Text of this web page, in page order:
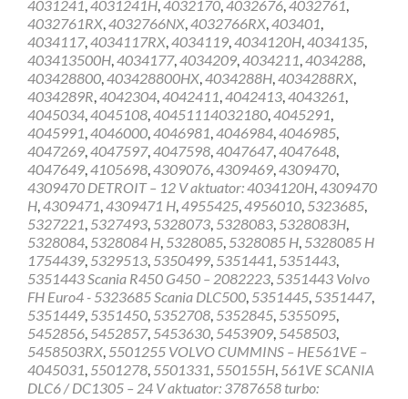
4031241,4031241H,4032170,4032676,4032761,
4032761RX,4032766NX,4032766RX,403401,
4034117,4034117RX,4034119,4034120H,4034135,
403413500H,4034177,4034209,4034211,4034288,
403428800,403428800HX,4034288H,4034288RX,
4034289R,4042304,4042411,4042413,4043261,
4045034,4045108,40451114032180,4045291,
4045991,4046000,4046981,4046984,4046985,
4047269,4047597,4047598,4047647,4047648,
4047649,4105698,4309076,4309469,4309470,
4309470 DETROIT – 12 V aktuator: 4034120H,4309470
H,4309471,4309471 H,4955425,4956010, 5323685,
5327221, 5327493, 5328073, 5328083, 5328083H,
5328084, 5328084 H, 5328085, 5328085 H, 5328085 H
1754439, 5329513, 5350499, 5351441, 5351443,
5351443 Scania R450 G450 – 2082223, 5351443 Volvo
FH Euro4 - 5323685 Scania DLC500, 5351445, 5351447,
5351449, 5351450, 5352708, 5352845, 5355095,
5452856, 5452857, 5453630, 5453909, 5458503,
5458503RX, 5501255 VOLVO CUMMINS – HE561VE –
4045031, 5501278, 5501331, 550155H, 561VE SCANIA
DLC6 / DC1305 – 24 V aktuator: 3787658 turbo: